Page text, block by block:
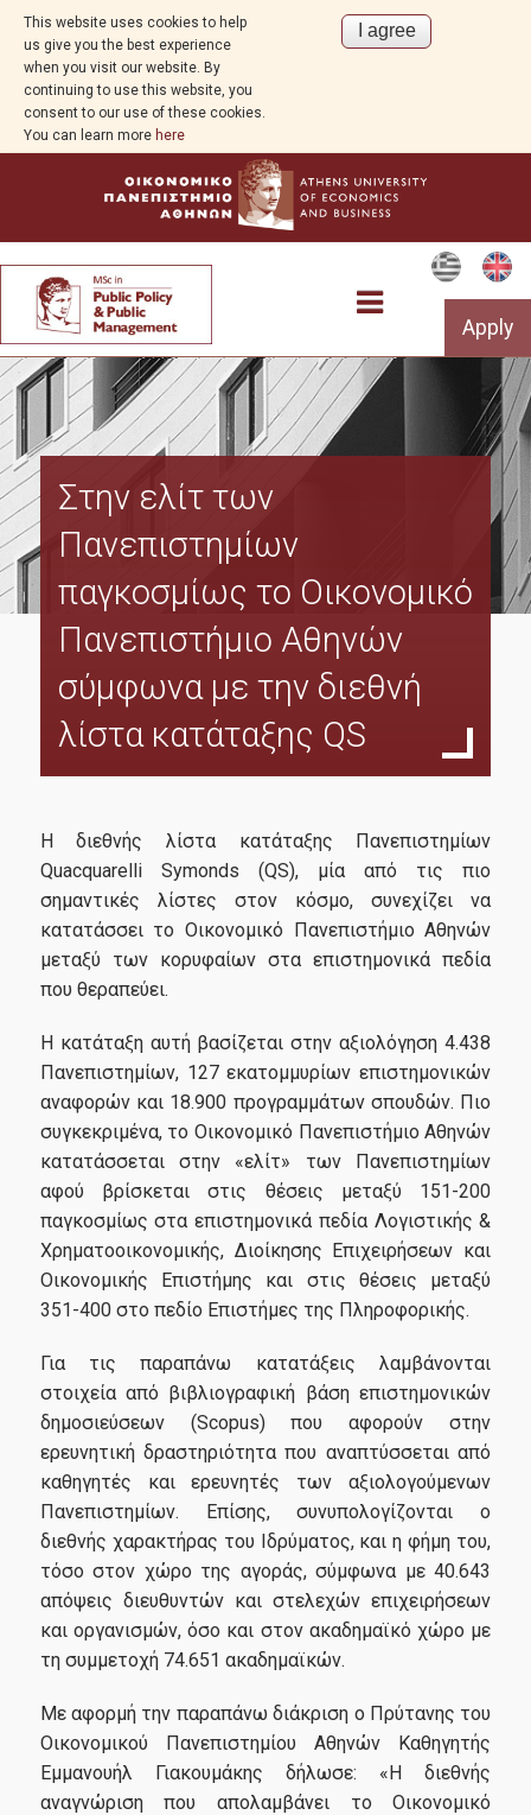
This website uses cookies to help
us give you the best experience
when you visit our website. By
continuing to use this website, you
consent to our use of these cookies.
You can learn more here
Apply
Program Overview
Aim
Program Structure
Student Handbook
Program Regulation
MSc Dessertation Guidelines
Fees & Scholarships
Requirements
Application Process
Career
Life in Athens
Research
Quality assurance
Quality policy
Certification
Evaluation of educational program
Contact
Στην ελίτ των
Πανεπιστημίων
παγκοσμίως το Οικονομικό
Πανεπιστήμιο Αθηνών
σύμφωνα με την διεθνή
λίστα κατάταξης QS
Η διεθνής λίστα κατάταξης Πανεπιστημίων
Quacquarelli Symonds (QS), μία από τις πιο
σημαντικές λίστες στον κόσμο, συνεχίζει να
κατατάσσει το Οικονομικό Πανεπιστήμιο Αθηνών
μεταξύ των κορυφαίων στα επιστημονικά πεδία
που θεραπεύει.
Η κατάταξη αυτή βασίζεται στην αξιολόγηση 4.438
Πανεπιστημίων, 127 εκατομμυρίων επιστημονικών
αναφορών και 18.900 προγραμμάτων σπουδών. Πιο
συγκεκριμένα, το Οικονομικό Πανεπιστήμιο Αθηνών
κατατάσσεται στην «ελίτ» των Πανεπιστημίων
αφού βρίσκεται στις θέσεις μεταξύ 151-200
παγκοσμίως στα επιστημονικά πεδία Λογιστικής &
Χρηματοοικονομικής, Διοίκησης Επιχειρήσεων και
Οικονομικής Επιστήμης και στις θέσεις μεταξύ
351-400 στο πεδίο Επιστήμες της Πληροφορικής.
Για τις παραπάνω κατατάξεις λαμβάνονται
στοιχεία από βιβλιογραφική βάση επιστημονικών
δημοσιεύσεων (Scopus) που αφορούν στην
ερευνητική δραστηριότητα που αναπτύσσεται από
καθηγητές και ερευνητές των αξιολογούμενων
Πανεπιστημίων. Επίσης, συνυπολογίζονται ο
διεθνής χαρακτήρας του Ιδρύματος, και η φήμη του,
τόσο στον χώρο της αγοράς, σύμφωνα με 40.643
απόψεις διευθυντών και στελεχών επιχειρήσεων
και οργανισμών, όσο και στον ακαδημαϊκό χώρο με
τη συμμετοχή 74.651 ακαδημαϊκών.
Με αφορμή την παραπάνω διάκριση ο Πρύτανης του
Οικονομικού Πανεπιστημίου Αθηνών Καθηγητής
Εμμανουήλ Γιακουμάκης δήλωσε: «Η διεθνής
αναγνώριση που απολαμβάνει το Οικονομικό